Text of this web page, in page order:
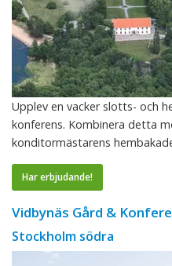
Upplev en vacker slotts- och
konferens. Kombinera detta
konditormästarens
Har erbjudande!
Vidbynäs Gård &
Stockholm södra